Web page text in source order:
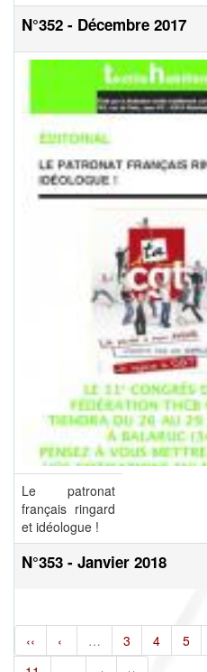
N°352 - Décembre 2017
Le patronat
français ringard
et idéologue !
N°353 - Janvier 2018
‹‹ ‹ … 3 4 5